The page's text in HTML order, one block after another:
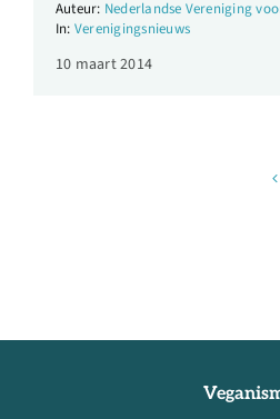
Nederlandse Vereniging
Verenigingsnieuws
10 maart 2014